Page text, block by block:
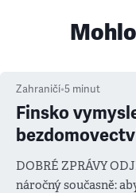
Zahraničí•5 minut
Finsko
DOBRÉ ZPRÁVY
náročný současně: